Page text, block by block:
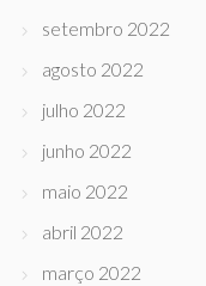
setembro 2022
agosto 2022
julho 2022
junho 2022
maio 2022
abril 2022
março 2022